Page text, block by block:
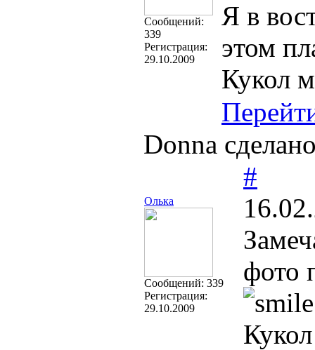
Cообщений:
339
Регистрация:
29.10.2009
Я в
этом
Кукол
Donna
Олька
Cообщений: 339
Регистрация:
29.10.2009
#
фото